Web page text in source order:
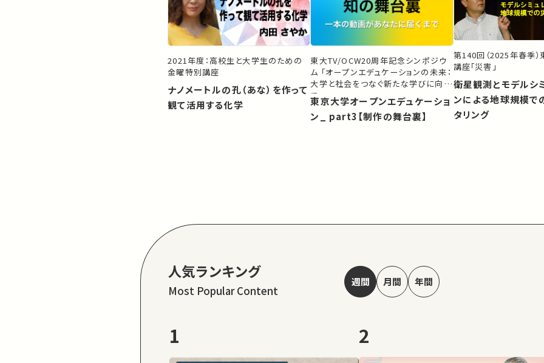
2021年度：高校生と大学生のための
金曜特別講座
ナノメートルの孔（あな）を作って
観て活用する化学
東大TV/OCW20周年記念シンポジウ
ム 「オープンエデュケーションの未来：
大学と社会をつなぐ新たな学びに向け
て」
東京大学オープンエデュケーショ
ン_ part3【制作の舞台裏】
第140回（2025年春季
講座「災害」
衛星観測とモデルシ
ンによる地球規模で
タリング
人気ランキング
Most Popular Content
週間 月間 年間
1 2